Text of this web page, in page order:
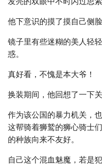
他下意识的摸了摸自己侧脸
镜子里有些迷糊的美人轻
惑。
真好看，不愧是本大爷！
换装期间，他回想了一下
作为该公国的暴力机关，
这帮骑着狮鹫的狮心骑士
的种族向来不友好。
自己这个混血魅魔，若是